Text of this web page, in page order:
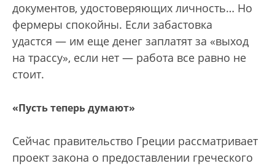
документов, удостоверяющих личность… Но
фермеры спокойны. Если забастовка
удастся — им еще денег заплатят за «выход
на трассу», если нет — работа все равно не
стоит.
«Пусть теперь думают»
Сейчас правительство Греции рассматривает
проект закона о предоставлении греческого